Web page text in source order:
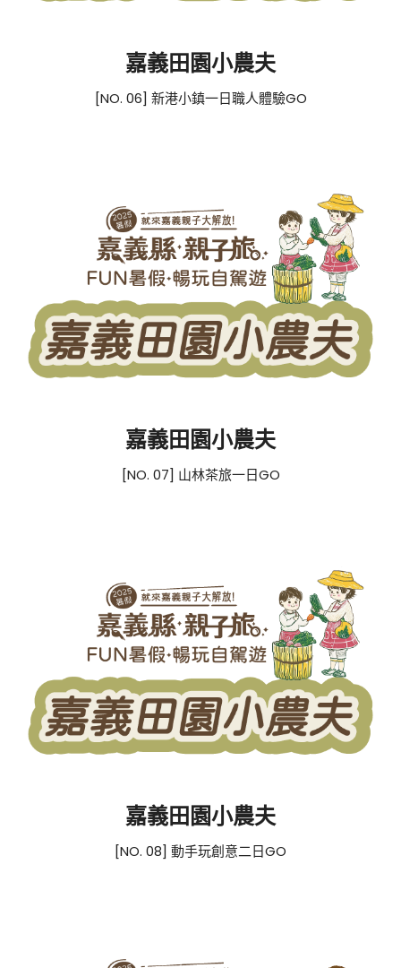
嘉義田園小農夫
[NO. 06] 新港小鎮一日職人體驗GO
嘉義田園小農夫
[NO. 07] 山林茶旅一日GO
嘉義田園小農夫
[NO. 08] 動手玩創意二日GO